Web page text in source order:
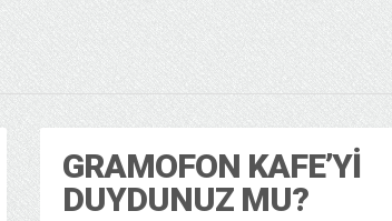
GRAMOFON KAFE’YI
DUYDUNUZ MU?